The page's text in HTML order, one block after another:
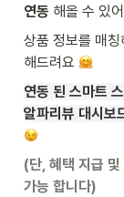
연동 해올 수 있
상품 정보를 매칭
해드려요
연동 된 스마트
알파리뷰 대시보
(단, 혜택 지급
가능 합니다)